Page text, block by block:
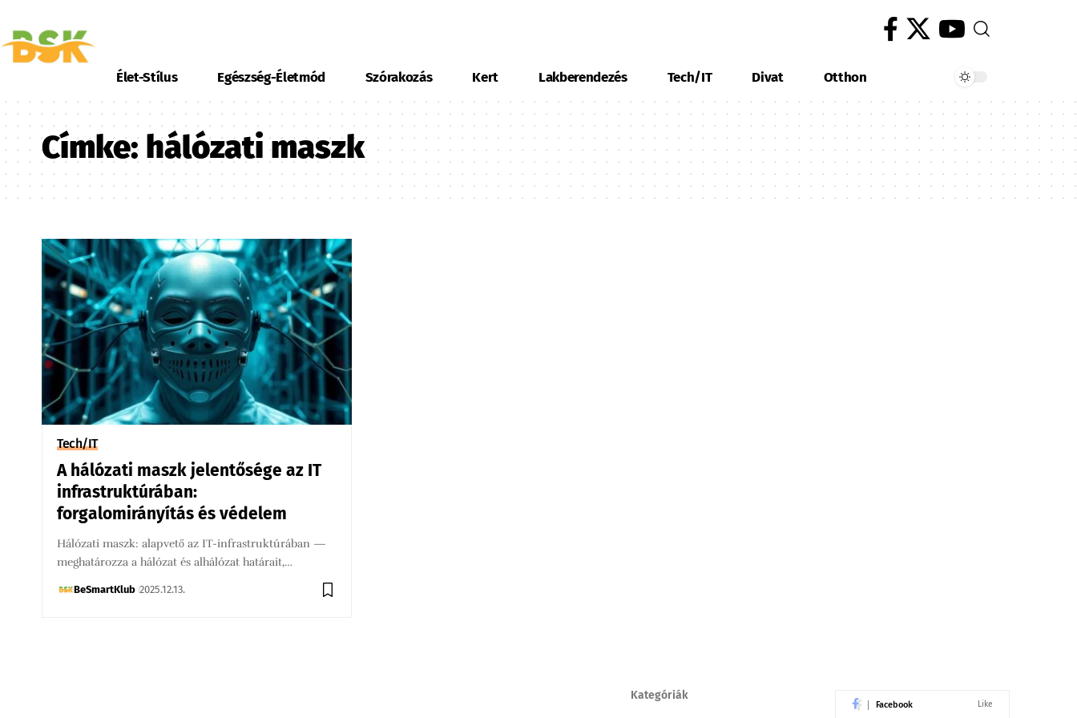
Élet-Stílus Egészség-Életmód Szórakozás Kert Lakberendezés Tech/IT Divat Otthon
Címke: hálózati maszk
Tech/IT
A hálózati maszk jelentősége az IT
infrastruktúrában:
forgalomirányítás és védelem
Hálózati maszk: alapvető az IT-infrastruktúrában —
meghatározza a hálózat és alhálózat határait,…
BeSmartKlub 2025.12.13.
Kategóriák
Facebook Like